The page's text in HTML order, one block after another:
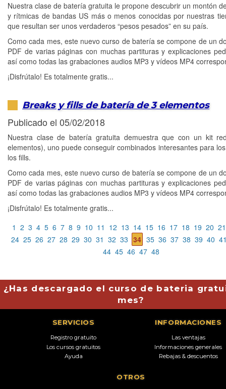
Nuestra clase de batería gratuita le propone descubrir un montón
y rítmicas de bandas US más o menos conocidas por nuestras
que resultan ser unos verdaderos “pesos pesados” en su país.
Como cada mes, este nuevo curso de batería se compone de un
PDF de varias páginas con muchas partituras y explicaciones
así como todas las grabaciones audios MP3 y vídeos MP4
¡Disfrútalo! Es totalmente gratis...
Breaks y fills de batería de 3 elementos
Publicado el 05/02/2018
Nuestra clase de batería gratuita demuestra que con un kit
elementos), uno puede conseguir combinados interesantes para
los fills.
Como cada mes, este nuevo curso de batería se compone de un
PDF de varias páginas con muchas partituras y explicaciones
así como todas las grabaciones audios MP3 y vídeos MP4
¡Disfrútalo! Es totalmente gratis...
1 2 3 4 5 6 7 8 9 10 11 12 13 14 15 16 17 18 19 20 21
24 25 26 27 28 29 30 31 32 33 34 35 36 37 38 39 40
44 45 46 47 48
¿Has descargado el curso de bateria
mes?
SERVICIOS
Registro gratuito
Los cursos gratuitos
Ayuda
INFORMACIONES
Las ventajas
Informaciones generales
Rebajas & descuentos
OTROS